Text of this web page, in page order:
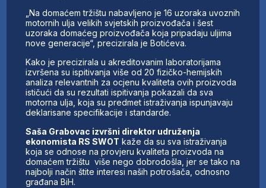
„Na domaćem tržištu nabavljenо је 16 uzoraka uvoznih
motornih ulja velikih svjetskih proizvođača i šest
uzoraka domaćeg proizvođača koja pripadaju uljima
nove generacije“, precizirala je Botićeva.
Kako je precizirala u akreditovanim laboratorijama
izvršena su ispitivanja više od 20 fizičko-hemijskih
analiza relevantnih za ocjenu kvaliteta ovih proizvoda
ističući da su rezultati ispitivanja pokazali da sva
motorna ulja, koja su predmet istraživanja ispunjavaju
deklarisane specifikacije i standarde.
Saša Grabovac izvršni direktor udruženja
ekonomista RS SWOT kaže da su sva istraživanja
koja se odnose na provjeru kvaliteta proizvoda na
domaćem tržištu više nego dobrodošla, jer se tako na
najbolji način štite interesi naših potrošača, odnosno
građana BiH.